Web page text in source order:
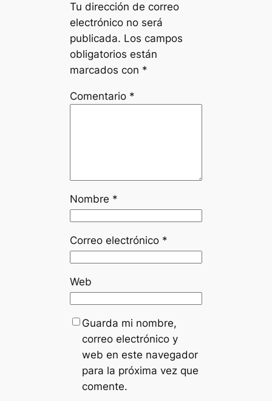
Tu dirección de correo
electrónico no será
publicada. Los campos
obligatorios están
marcados con *
Comentario *
Nombre *
Correo electrónico *
Web
Guarda mi nombre,
correo electrónico y
web en este navegador
para la próxima vez que
comente.